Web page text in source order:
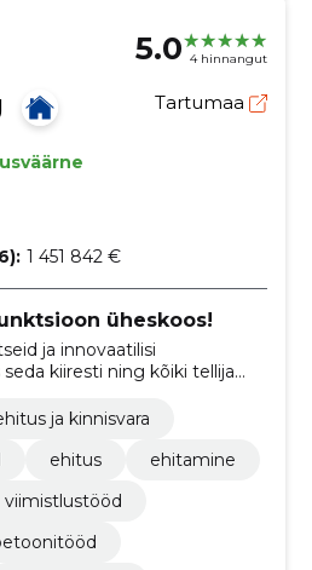
5.0 4 hinnangut
Tartumaa
1 451 842 €
üheskoos!
ja innovaatilisi
kiiresti ning kõiki tellija
ja kinnisvara
ehitus
ehitamine
viimistlustööd